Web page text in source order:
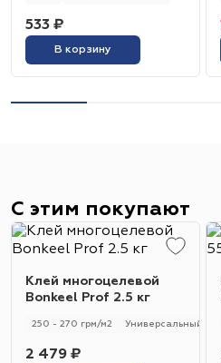
533 ₽
В корзину
С этим покупают
Клей многоцелевой
Bonkeel Prof 2.5 кг
250 - 270 грм/м2 Универсальный
2 479 ₽